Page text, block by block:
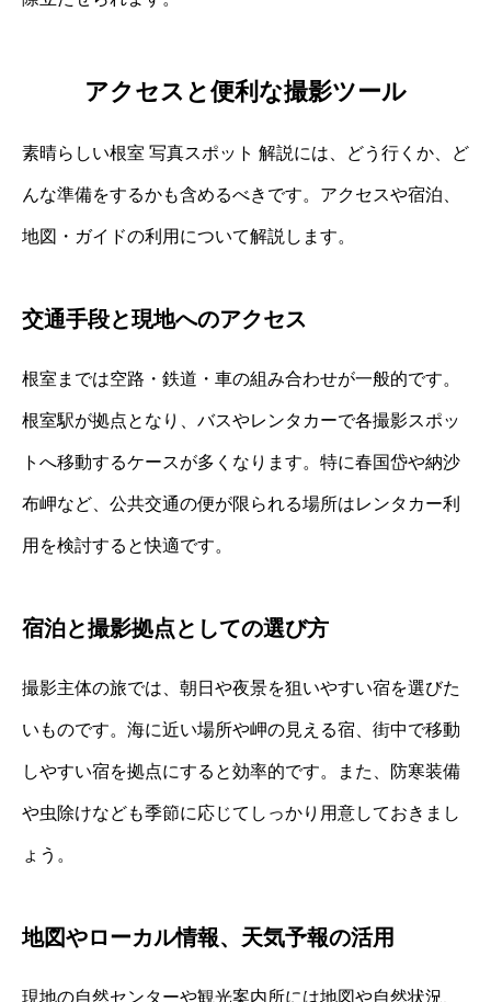
アクセスと便利な撮影ツール
素晴らしい根室 写真スポット 解説には、どう行くか、ど
んな準備をするかも含めるべきです。アクセスや宿泊、
地図・ガイドの利用について解説します。
交通手段と現地へのアクセス
根室までは空路・鉄道・車の組み合わせが一般的です。
根室駅が拠点となり、バスやレンタカーで各撮影スポッ
トへ移動するケースが多くなります。特に春国岱や納沙
布岬など、公共交通の便が限られる場所はレンタカー利
用を検討すると快適です。
宿泊と撮影拠点としての選び方
撮影主体の旅では、朝日や夜景を狙いやすい宿を選びた
いものです。海に近い場所や岬の見える宿、街中で移動
しやすい宿を拠点にすると効率的です。また、防寒装備
や虫除けなども季節に応じてしっかり用意しておきまし
ょう。
地図やローカル情報、天気予報の活用
現地の自然センターや観光案内所には地図や自然状況、